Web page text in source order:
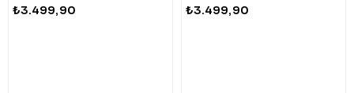
₺3.499,90 ₺3.499,90